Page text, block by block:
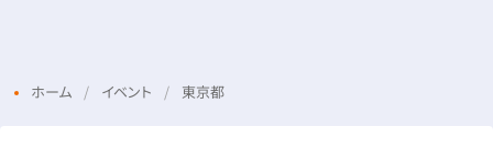
ホーム イベント 東京都